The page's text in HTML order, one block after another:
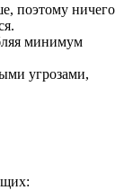
поэтому ничего
минимум
угрозами,